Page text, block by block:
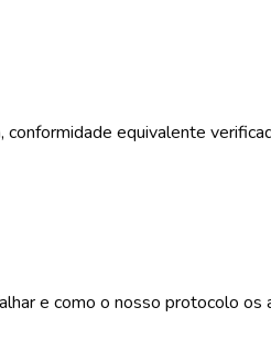
equivalente
e como o nosso protocolo os